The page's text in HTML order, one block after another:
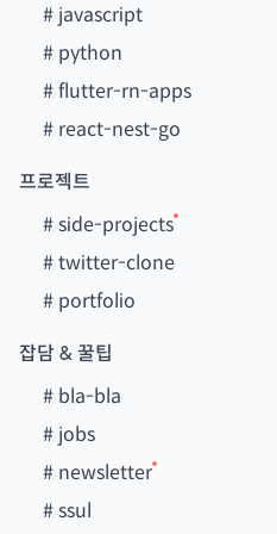
# javascript
# python
#flutter-rn-apps
# react-nest-go
프로젝트
#side-projects
#twitter-clone
# portfolio
잡담 & 꿀팁
# bla-bla
# jobs
# newsletter
#ssul